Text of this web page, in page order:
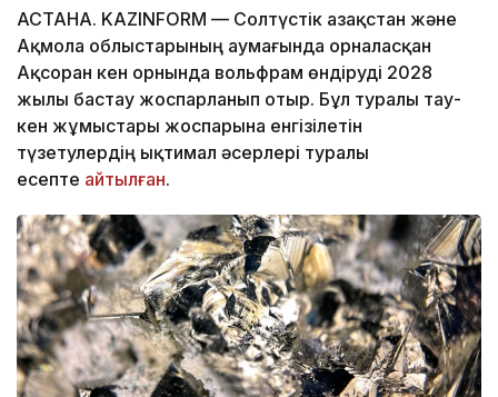
АСТАНА. KAZINFORM — Солтүстік Қазақстан және
Ақмола облыстарының аумағында орналасқан
Ақсоран кен орнында вольфрам өндіруді 2028
жылы бастау жоспарланып отыр. Бұл туралы тау-
кен жұмыстары жоспарына енгізілетін
түзетулердің ықтимал әсерлері туралы
есепте айтылған.